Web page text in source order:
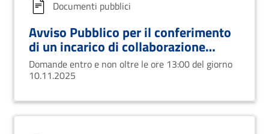
Documenti pubblici
Avviso Pubblico per il conferimento
di un incarico di collaborazione
autonomo professionale a favore di
n. 1 Psicologo
Domande entro e non oltre le ore 13:00 del giorno
10.11.2025